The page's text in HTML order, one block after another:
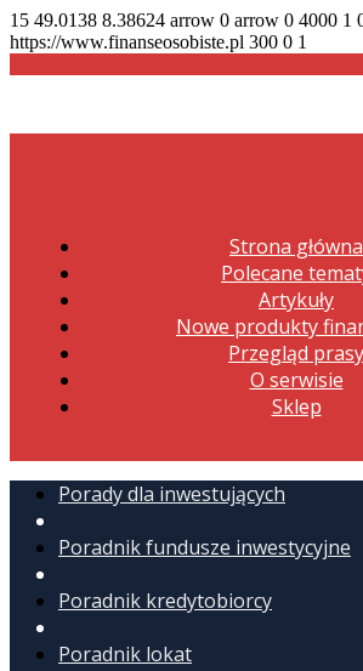
15 49.0138 8.38624 arrow 0 arrow 0 4000 1
https://www.finanseosobiste.pl 300 0 1
Strona główna
Polecane
Artykuły
Nowe produkty
Przegląd prasy
O serwisie
Sklep
Porady dla inwestujących
Poradnik fundusze inwestycyjne
Poradnik kredytobiorcy
Poradnik lokat